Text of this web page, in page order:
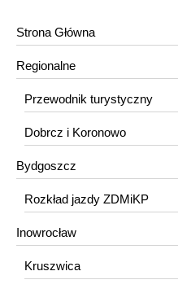
Strona Główna
Regionalne
Przewodnik turystyczny
Dobrcz i Koronowo
Bydgoszcz
Rozkład jazdy ZDMiKP
Inowrocław
Kruszwica